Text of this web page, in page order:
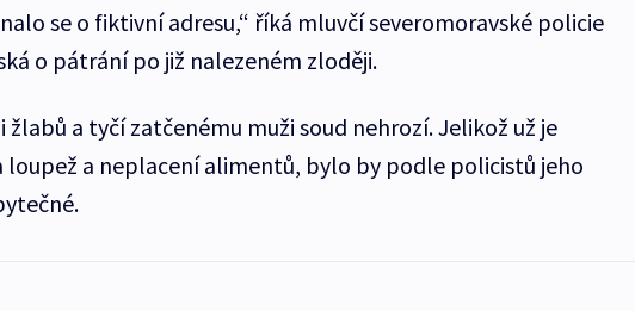
se o fiktivní adresu,“ říká mluvčí severomoravské policie
o pátrání po již nalezeném zloději.
žlabů a tyčí zatčenému muži soud nehrozí. Jelikož už je
loupež a neplacení alimentů, bylo by podle policistů jeho